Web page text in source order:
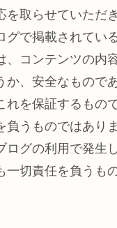
を取らせていただ
グで掲載されてい
、コンテンツの内
か、安全なもので
れを保証するもの
負うものではあり
ログの利用で発生
一切責任を負うも